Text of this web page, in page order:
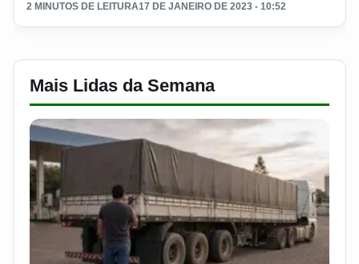
2 MINUTOS DE LEITURA17 DE JANEIRO DE 2023 - 10:52
Mais Lidas da Semana